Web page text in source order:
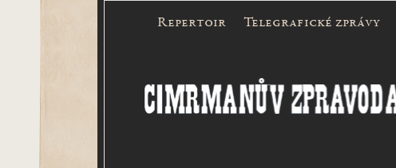
Repertoir Telegrafické zprávy